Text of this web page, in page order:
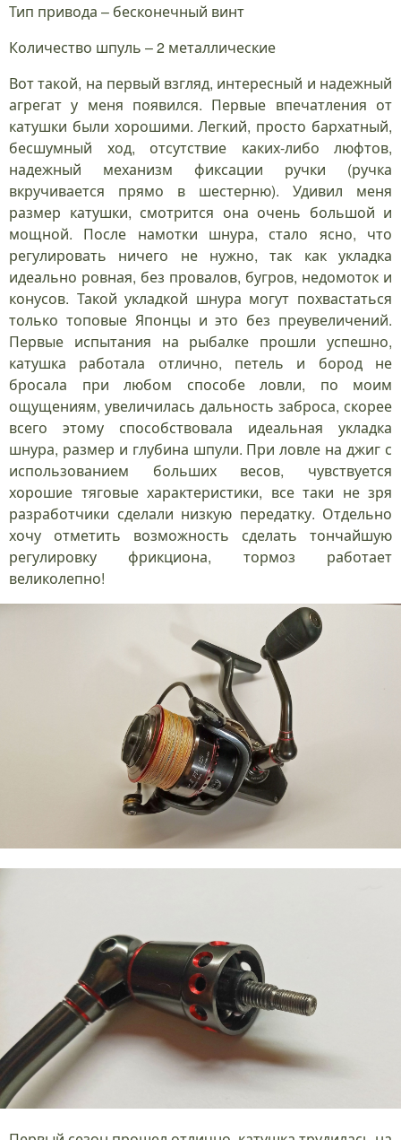
Тип привода – бесконечный винт
Количество шпуль – 2 металлические
Вот такой, на первый взгляд, интересный и надежный
агрегат у меня появился. Первые впечатления от
катушки были хорошими. Легкий, просто бархатный,
бесшумный ход, отсутствие каких-либо люфтов,
надежный механизм фиксации ручки (ручка
вкручивается прямо в шестерню). Удивил меня
размер катушки, смотрится она очень большой и
мощной. После намотки шнура, стало ясно, что
регулировать ничего не нужно, так как укладка
идеально ровная, без провалов, бугров, недомоток и
конусов. Такой укладкой шнура могут похвастаться
только топовые Японцы и это без преувеличений.
Первые испытания на рыбалке прошли успешно,
катушка работала отлично, петель и бород не
бросала при любом способе ловли, по моим
ощущениям, увеличилась дальность заброса, скорее
всего этому способствовала идеальная укладка
шнура, размер и глубина шпули. При ловле на джиг с
использованием больших весов, чувствуется
хорошие тяговые характеристики, все таки не зря
разработчики сделали низкую передатку. Отдельно
хочу отметить возможность сделать тончайшую
регулировку фрикциона, тормоз работает
великолепно!